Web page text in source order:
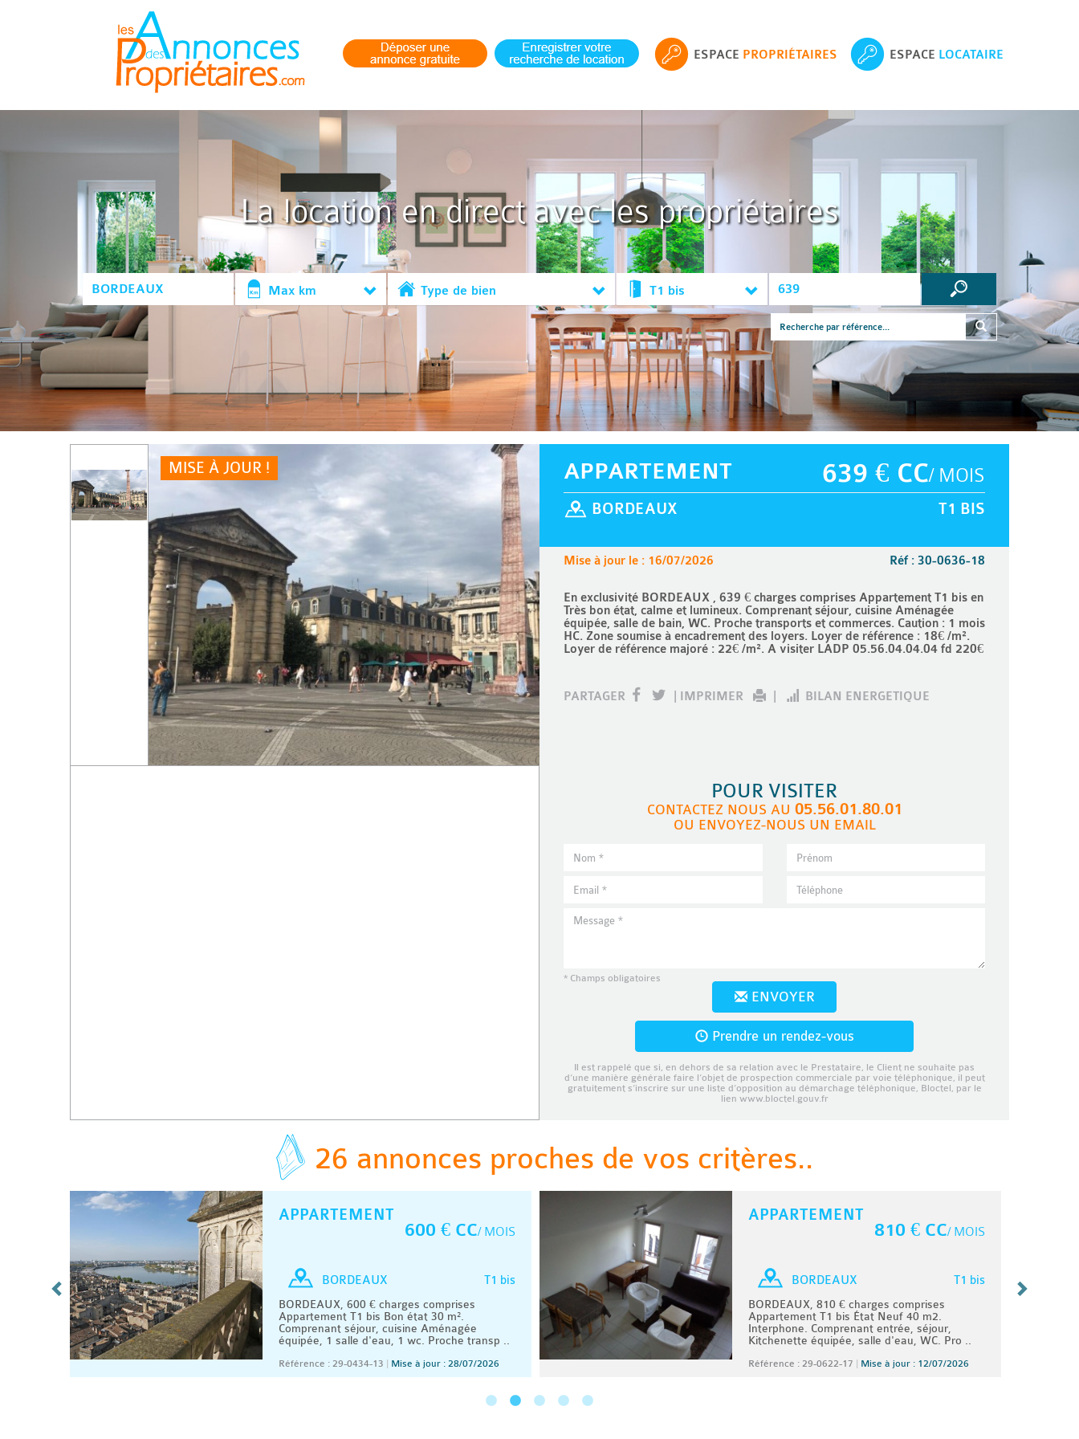
ESPACE PROPRIÉTAIRES ESPACE LOCATAIRE
La location en direct avec les propriétaires
Max km Type de bien T1 bis
MISE À JOUR ! 639 € CC/ MOIS
APPARTEMENT
T1 BIS
BORDEAUX
Réf : 30-0636-18
Mise à jour le : 16/07/2026
En exclusivité BORDEAUX , 639 € charges comprises Appartement T1 bis en
Très bon état, calme et lumineux. Comprenant séjour, cuisine Aménagée
équipée, salle de bain, WC. Proche transports et commerces. Caution : 1 mois
HC. Zone soumise à encadrement des loyers. Loyer de référence : 18€ /m².
Loyer de référence majoré : 22€ /m². A visiter LADP 05.56.04.04.04 fd 220€
PARTAGER IMPRIMER BILAN ENERGETIQUE
POUR VISITER
CONTACTEZ NOUS AU 05.56.01.80.01
OU ENVOYEZ-NOUS UN EMAIL
* Champs obligatoires
ENVOYER
Prendre un rendez-vous
Il est rappelé que si, en dehors de sa relation avec le Prestataire, le Client ne souhaite pas
d’une manière générale faire l’objet de prospection commerciale par voie téléphonique, il peut
gratuitement s’inscrire sur une liste d’opposition au démarchage téléphonique, Bloctel, par le
lien www.bloctel.gouv.fr
26 annonces proches de vos critères..
APPARTEMENT
600 € CC/ MOIS
T1 bis
BORDEAUX
BORDEAUX, 600 € charges comprises
Appartement T1 bis Bon état 30 m².
Comprenant séjour, cuisine Aménagée
équipée, 1 salle d'eau, 1 wc. Proche transp ..
Référence : 29-0434-13 Mise à jour : 28/07/2026
APPARTEMENT
810 € CC/ MOIS
T1 bis
BORDEAUX
BORDEAUX, 810 € charges comprises
Appartement T1 bis État Neuf 40 m2.
Interphone. Comprenant entrée, séjour,
Kitchenette équipée, salle d'eau, WC. Pro ..
Référence : 29-0622-17 Mise à jour : 12/07/2026